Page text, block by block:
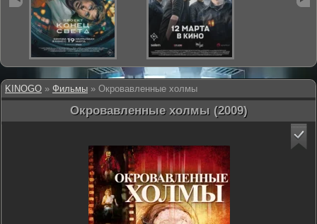
KINOGO » Фильмы » Окровавленные холмы
Окровавленные холмы (2009)